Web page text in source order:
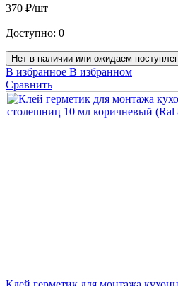
370 ₽/шт
Доступно: 0
Нет в наличии или ожидаем
В избранное В избранном
Сравнить